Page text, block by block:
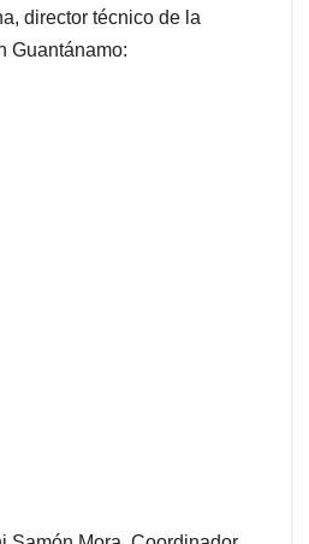
director técnico de la
Guantánamo: